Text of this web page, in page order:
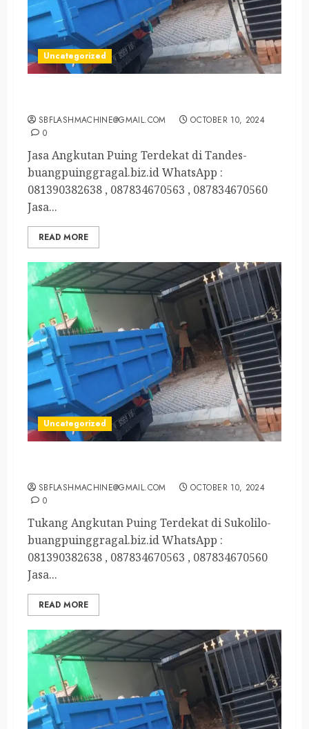
Uncategorized
SBFLASHMACHINE@GMAIL.COM
OCTOBER 10, 2024
0
Jasa Angkutan Puing Terdekat di Tandes-
buangpuinggragal.biz.id WhatsApp :
081390382638 , 087834670563 , 087834670560
Jasa...
READ MORE
Uncategorized
SBFLASHMACHINE@GMAIL.COM
OCTOBER 10, 2024
0
Tukang Angkutan Puing Terdekat di Sukolilo-
buangpuinggragal.biz.id WhatsApp :
081390382638 , 087834670563 , 087834670560
Jasa...
READ MORE